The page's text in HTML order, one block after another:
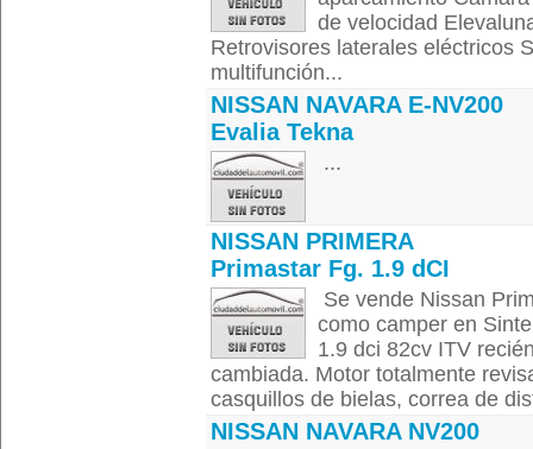
de velocidad
Retrovisores laterales eléctricos
multifunción...
NISSAN NAVARA E-NV200
Evalia Tekna
...
NISSAN PRIMERA
Primastar Fg. 1.9 dCI
Se vende Nissan
como camper en
1.9 dci 82cv ITV
cambiada. Motor totalmente
casquillos de bielas, correa de
NISSAN NAVARA NV200